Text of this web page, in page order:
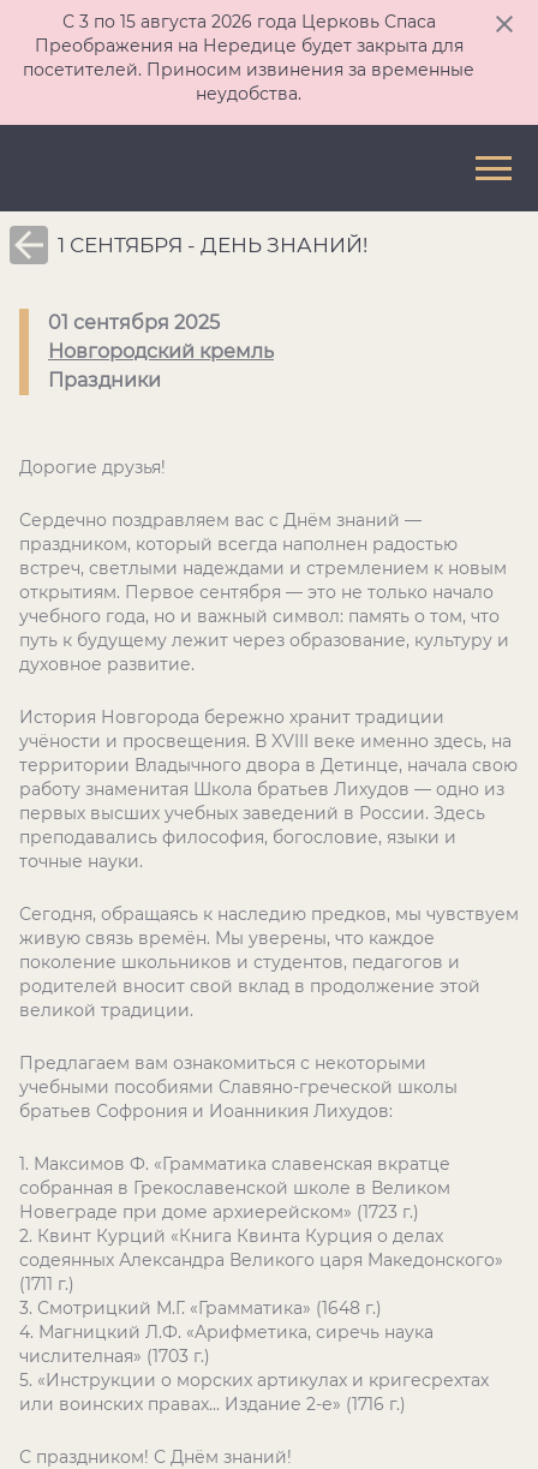
С 3 по 15 августа 2026 года Церковь Спаса
Преображения на Нередице будет закрыта для
посетителей. Приносим извинения за временные
неудобства.
1 СЕНТЯБРЯ - ДЕНЬ ЗНАНИЙ!
01 сентября 2025
Новгородский кремль
Праздники
Дорогие друзья!
Сердечно поздравляем вас с Днём знаний —
праздником, который всегда наполнен радостью
встреч, светлыми надеждами и стремлением к новым
открытиям. Первое сентября — это не только начало
учебного года, но и важный символ: память о том, что
путь к будущему лежит через образование, культуру и
духовное развитие.
История Новгорода бережно хранит традиции
учёности и просвещения. В XVIII веке именно здесь, на
территории Владычного двора в Детинце, начала свою
работу знаменитая Школа братьев Лихудов — одно из
первых высших учебных заведений в России. Здесь
преподавались философия, богословие, языки и
точные науки.
Сегодня, обращаясь к наследию предков, мы чувствуем
живую связь времён. Мы уверены, что каждое
поколение школьников и студентов, педагогов и
родителей вносит свой вклад в продолжение этой
великой традиции.
Предлагаем вам ознакомиться с некоторыми
учебными пособиями Славяно-греческой школы
братьев Софрония и Иоанникия Лихудов:
1. Максимов Ф. «Грамматика славенская вкратце
собранная в Грекославенской школе в Великом
Новеграде при доме архиерейском» (1723 г.)
2. Квинт Курций «Книга Квинта Курция о делах
содеянных Александра Великого царя Македонского»
(1711 г.)
3. Смотрицкий М.Г. «Грамматика» (1648 г.)
4. Магницкий Л.Ф. «Арифметика, сиречь наука
числителная» (1703 г.)
5. «Инструкции о морских артикулах и кригесрехтах
или воинских правах... Издание 2-е» (1716 г.)
С праздником! С Днём знаний!